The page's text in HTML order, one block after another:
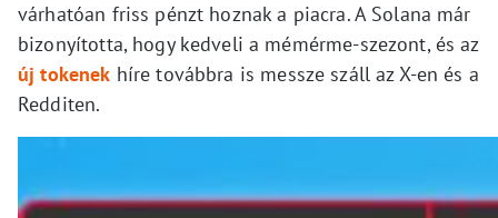
várhatóan friss pénzt hoznak a piacra. A Solana már
bizonyította, hogy kedveli a mémérme-szezont, és az
új tokenek híre továbbra is messze száll az X-en és a
Redditen.